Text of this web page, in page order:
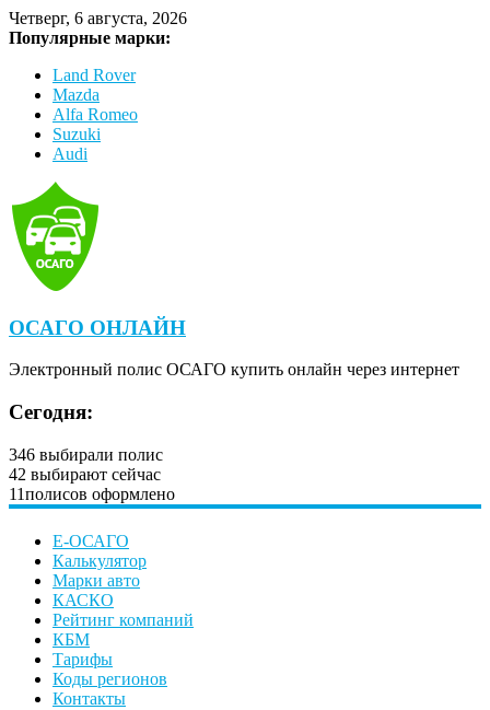
Четверг, 6 августа, 2026
Популярные марки:
Land Rover
Mazda
Alfa Romeo
Suzuki
Audi
ОСАГО ОНЛАЙН
Электронный полис ОСАГО купить онлайн через интернет
Сегодня:
346 выбирали полис
42 выбирают сейчас
11полисов оформлено
Е-ОСАГО
Калькулятор
Марки авто
КАСКО
Рейтинг компаний
КБМ
Тарифы
Коды регионов
Контакты